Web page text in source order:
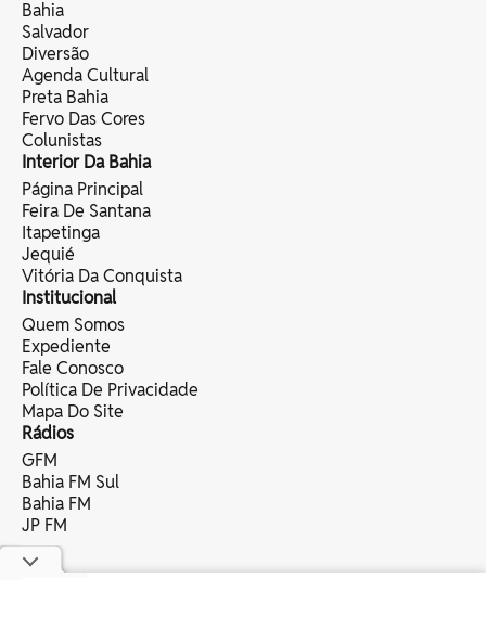
Bahia
Salvador
Diversão
Agenda Cultural
Preta Bahia
Fervo Das Cores
Colunistas
Interior Da Bahia
Página Principal
Feira De Santana
Itapetinga
Jequié
Vitória Da Conquista
Institucional
Quem Somos
Expediente
Fale Conosco
Política De Privacidade
Mapa Do Site
Rádios
GFM
Bahia FM Sul
Bahia FM
JP FM